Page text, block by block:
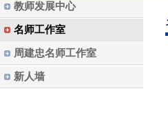
教师发展中心
名师工作室
周建忠名师工作室
新人墙